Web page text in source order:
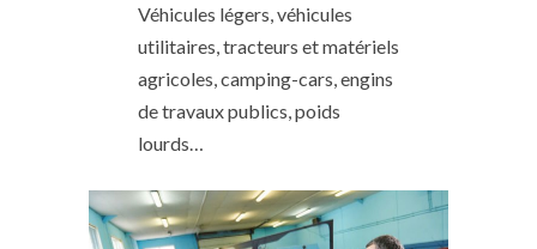
Véhicules légers, véhicules
utilitaires, tracteurs et matériels
agricoles, camping-cars, engins
de travaux publics, poids
lourds…